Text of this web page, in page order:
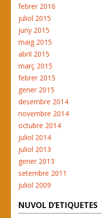
febrer 2016
juliol 2015
juny 2015
maig 2015
abril 2015
març 2015
febrer 2015
gener 2015
desembre 2014
novembre 2014
octubre 2014
juliol 2014
juliol 2013
gener 2013
setembre 2011
juliol 2009
NUVOL D’ETIQUETES